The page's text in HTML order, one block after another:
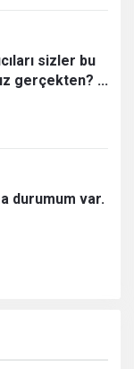
sizler bu
gerçekten? ...
durumum var.